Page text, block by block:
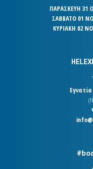
ΠΑΡΑΣΚΕΥΗ 31
ΣΑΒΒΑΤΟ 01
ΚΥΡΙΑΚΗ 02